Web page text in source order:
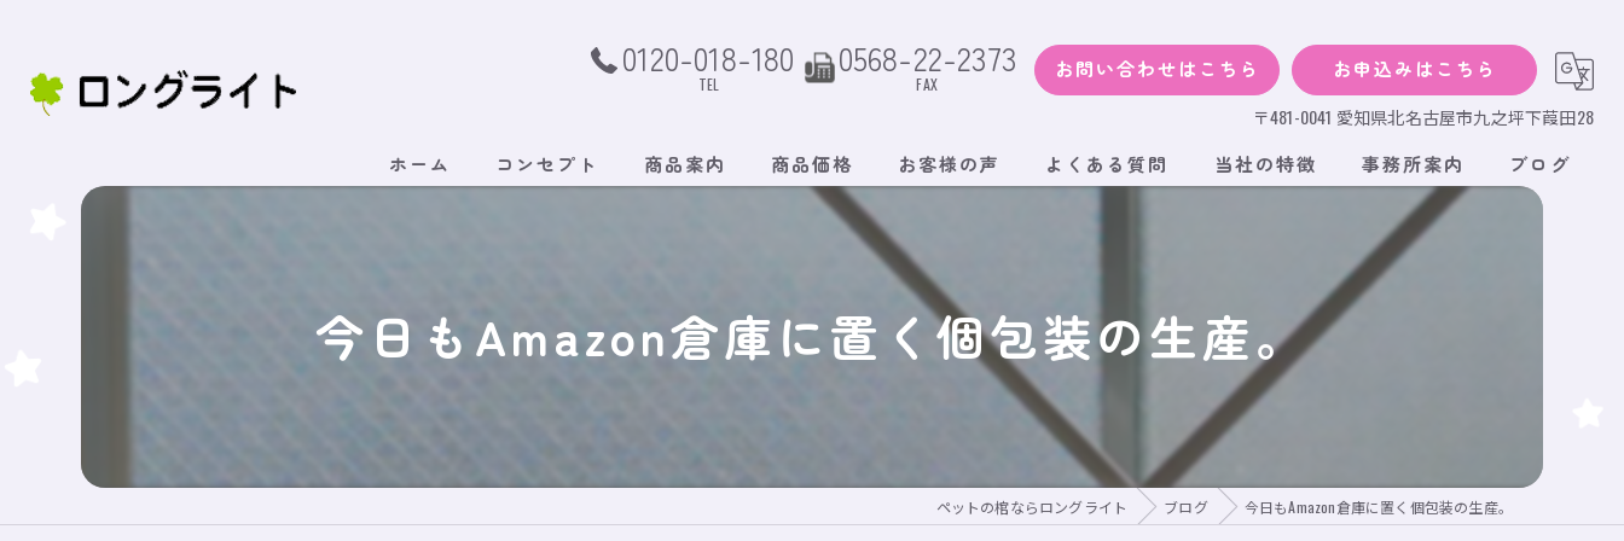
0120-018-180
TEL
0568-22-2373
FAX
お問い合わせはこちら
お申込みはこちら
〒481-0041 愛知県北名古屋市九之坪下葭田28
ホーム
コンセプト 商品案内 商品価格 お客様の声 よくある質問 当社の特徴
小動物
サイズ
事務所案内 ブログ
今日もAmazon倉庫に置く個包装の生産。
ペットの棺ならロングライト ブログ 今日もAmazon倉庫に置く個包装の生産。